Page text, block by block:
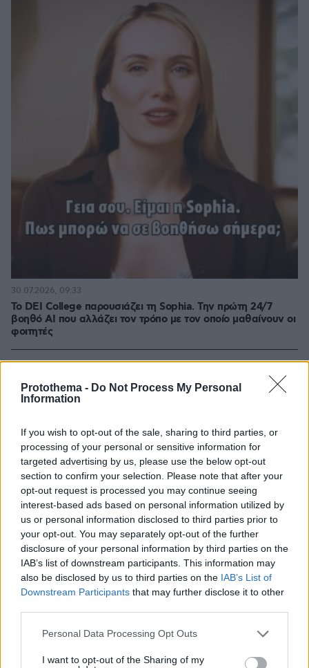
Protothema - Do Not Process My Personal
Information
If you wish to opt-out of the sale, sharing to third parties, or
processing of your personal or sensitive information for
targeted advertising by us, please use the below opt-out
section to confirm your selection. Please note that after your
opt-out request is processed you may continue seeing
interest-based ads based on personal information utilized by
us or personal information disclosed to third parties prior to
your opt-out. You may separately opt-out of the further
disclosure of your personal information by third parties on the
IAB’s list of downstream participants. This information may
also be disclosed by us to third parties on the IAB’s List of
Downstream Participants that may further disclose it to other
Please note that this website/app uses one or more Google
not limited to your visit or usage behaviour. You may click to
Personal Data Processing Opt Outs
I want to opt-out of the Sharing of my
Το DEI College παρουσιάζει τη Sophia. Την πρώτη 24/7
βοηθό AI που αλλάζει τον τρόπο με τον οποίο μαθαίνουν οι
φοιτητές
30.07.2026, 09:33
Η Smart φοιτητική κατοικία στην καρδιά της Αθήνας
03.08.2026, 10:56
Διασκεδάζουμε υπεύθυνα, επιστρέφουμε με ασφάλεια
ΡΟΗ ΕΙΔΗΣΕΩΝ
Ειδήσεις Δημοφιλή Σχολιασμένα
Συγκλονιστικό βίντεο από χειρουργείο την ώρα του
σεισμού των 7,1R στην Ιαπωνία: Τα πάντα κλυδωνίζονται,
δύο προσπάθησαν να προστατεύσουν τον ασθενή
πριν 13 λεπτά
Οι τελευταίες ημέρες του κουταβιού που ζούσε με
λύκους στην Κεντρική Μακεδονία - Γιατί δεν
πριν 22 λεπτά